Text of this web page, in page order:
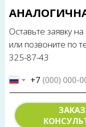
Оставьте заявку
или позвоните по
325-87-43
+7